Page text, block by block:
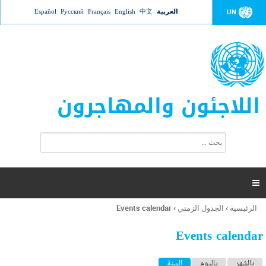
Jump to navigation UN العربية 中文
English
Français
Русский
Español
اللاجئون والمهاجرون
ت
ر
ل
ح
ب

أنت
هنا
الرئيسية › الجدول الزمني ›
Events calendar
Events calendar